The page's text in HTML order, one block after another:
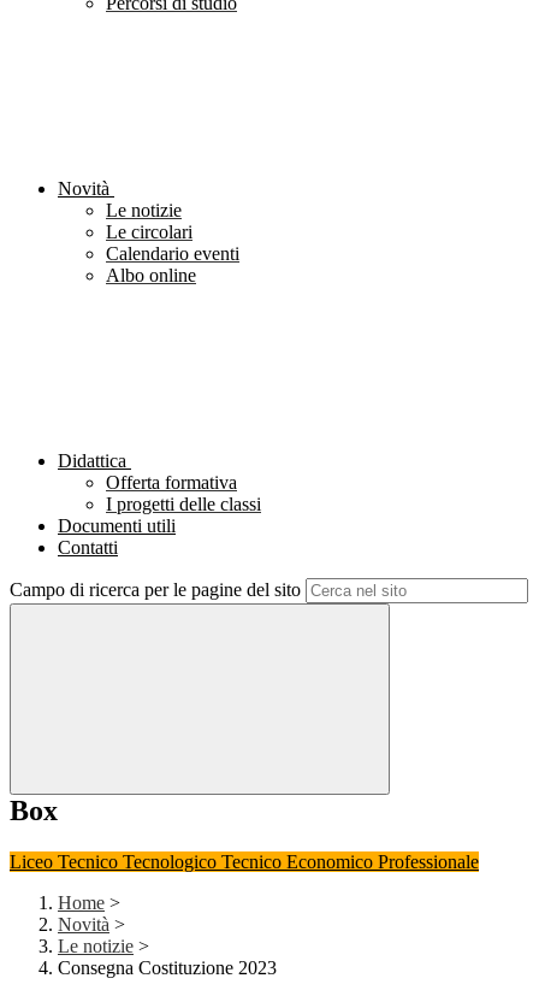
Novità
Le notizie
Le circolari
Calendario eventi
Albo online
Didattica
Offerta formativa
I progetti delle classi
Documenti utili
Contatti
Campo di ricerca per le pagine del sito
Box
Liceo Tecnico Tecnologico Tecnico Economico Professionale
Home >
Novità >
Le notizie >
Consegna Costituzione 2023